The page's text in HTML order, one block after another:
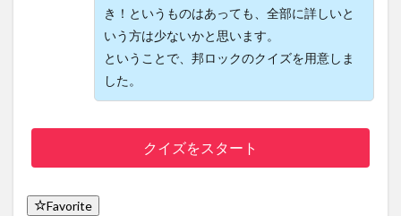
き！というものはあっても、全部に詳しいと
いう方は少ないかと思います。
ということで、邦ロックのクイズを用意しま
した。
クイズをスタート
Favorite